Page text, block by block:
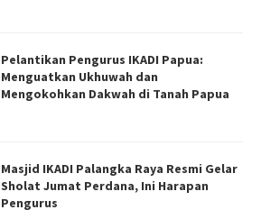
Pelantikan Pengurus IKADI Papua:
Menguatkan Ukhuwah dan
Mengokohkan Dakwah di Tanah Papua
Masjid IKADI Palangka Raya Resmi Gelar
Sholat Jumat Perdana, Ini Harapan
Pengurus